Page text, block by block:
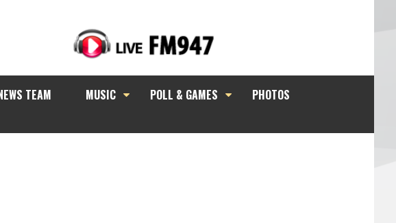
TEAM MUSIC POLL & GAMES
PHOTOS